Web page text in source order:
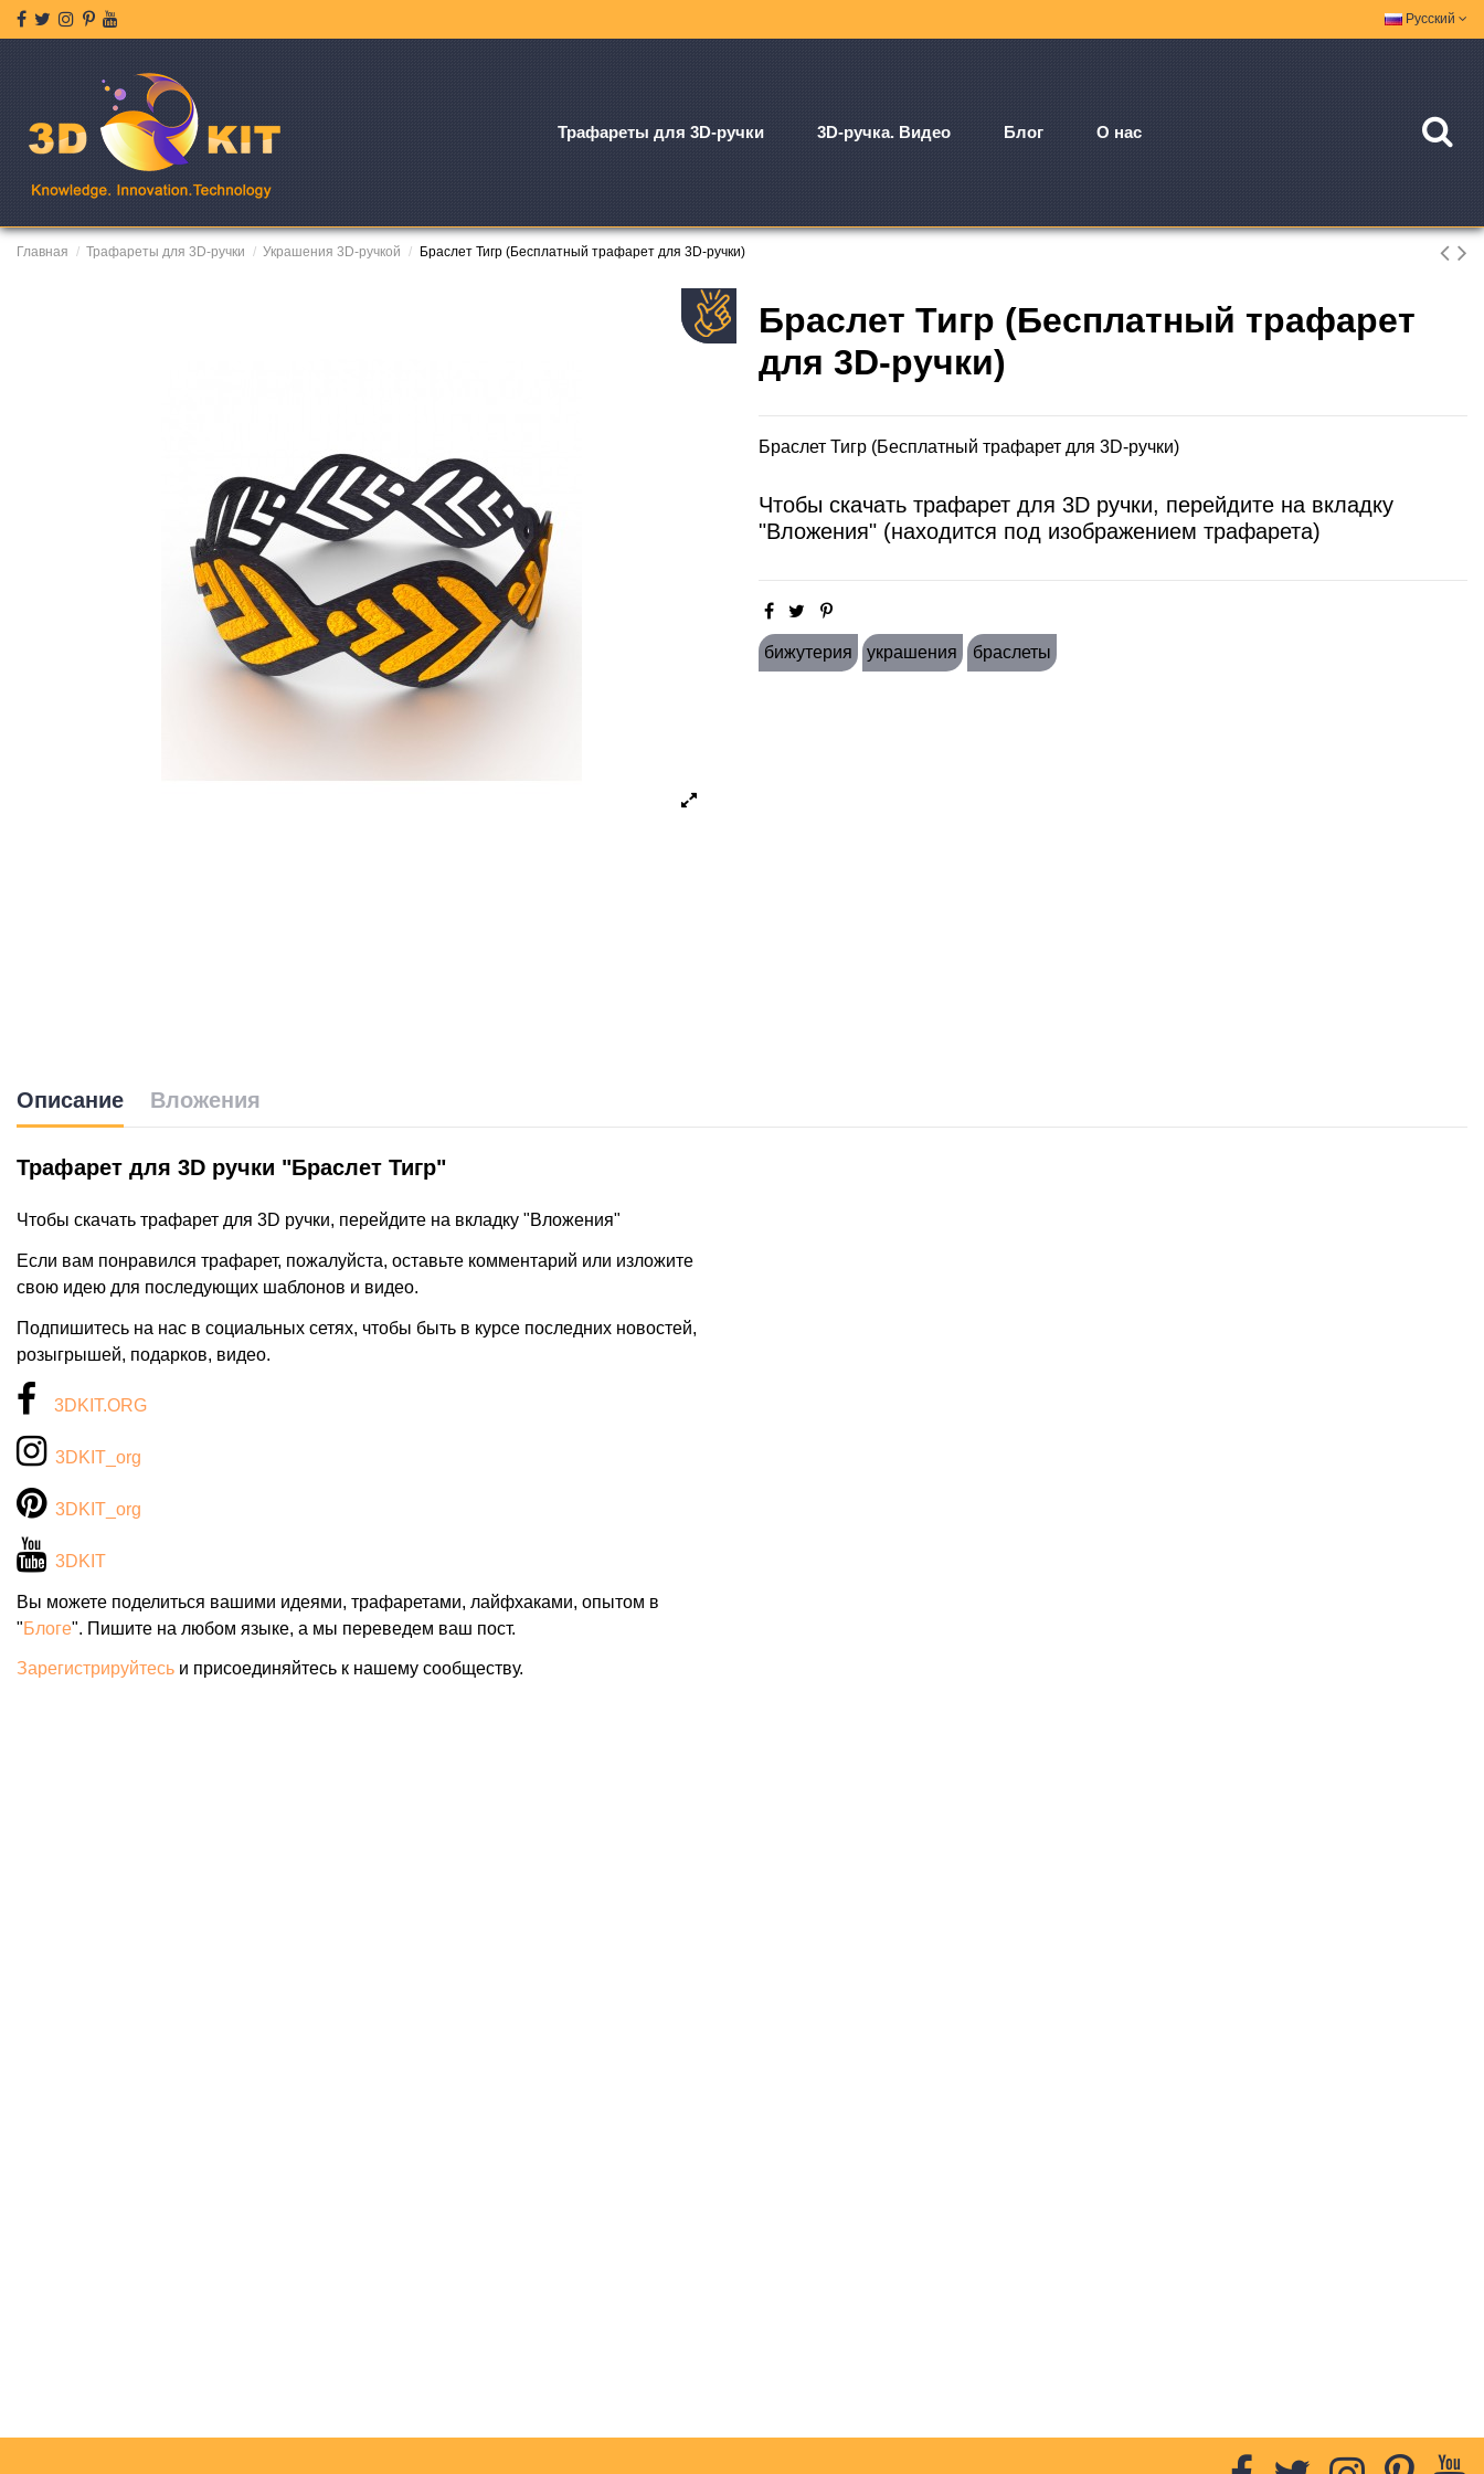
Русский
Трафареты для 3D-ручки 3D-ручка. Видео Блог О нас
Главная Трафареты для 3D-ручки Украшения 3D-ручкой Браслет Тигр (Бесплатный трафарет для 3D-ручки)
Браслет Тигр (Бесплатный трафарет
для 3D-ручки)
Браслет Тигр (Бесплатный трафарет для 3D-ручки)
Чтобы скачать трафарет для 3D ручки, перейдите на вкладку
"Вложения" (находится под изображением трафарета)
бижутерия украшения браслеты
Описание Вложения
Трафарет для 3D ручки "Браслет Тигр"
Чтобы скачать трафарет для 3D ручки, перейдите на вкладку "Вложения"
Если вам понравился трафарет, пожалуйста, оставьте комментарий или изложите
свою идею для последующих шаблонов и видео.
Подпишитесь на нас в социальных сетях, чтобы быть в курсе последних новостей,
розыгрышей, подарков, видео.
3DKIT.ORG
3DKIT_org
3DKIT_org
3DKIT
Вы можете поделиться вашими идеями, трафаретами, лайфхаками, опытом в
"Блоге". Пишите на любом языке, а мы переведем ваш пост.
Зарегистрируйтесь и присоединяйтесь к нашему сообществу.